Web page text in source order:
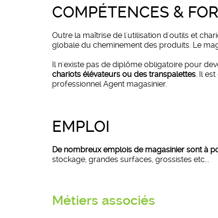
COMPÉTENCES &
Outre la maîtrise de l'utilisation d'outils et
globale du cheminement des produits. Le
Il n'existe pas de diplôme obligatoire pour
chariots élévateurs ou des transpalettes. Il
professionnel Agent magasinier.
EMPLOI
De nombreux emplois de magasinier sont à
stockage, grandes surfaces, grossistes etc...
Métiers associés